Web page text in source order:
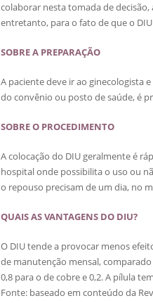
colaborar nesta tomada de
entretanto, para o fato de que o
SOBRE A PREPARAÇÃO
A paciente deve ir ao ginecologista
do convênio ou posto de saúde, é
SOBRE O PROCEDIMENTO
A colocação do DIU geralmente é
hospital onde possibilita o uso ou
o repouso precisam de um dia, no
QUAIS AS VANTAGENS DO DIU?
O DIU tende a provocar menos
de manutenção mensal,
0,8 para o de cobre e 0,2. A pílula
Fonte: baseado em conteúdo da